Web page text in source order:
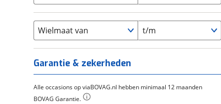
Flyer (0)
Overig ( 0)
21+
(0)
Scandium
Staal (0 )
Tica
Wielmaat van t/m
Garantie & zekerheden
Alle occasions op viaBOVAG.nl hebben minimaal 12 maanden
BOVAG Garantie.